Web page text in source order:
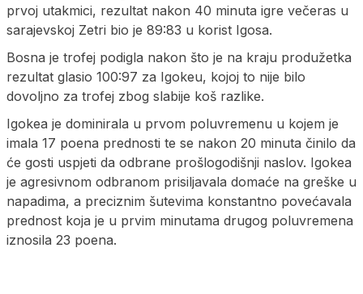
prvoj utakmici, rezultat nakon 40 minuta igre večeras u
sarajevskoj Zetri bio je 89:83 u korist Igosa.
Bosna je trofej podigla nakon što je na kraju produžetka
rezultat glasio 100:97 za Igokeu, kojoj to nije bilo
dovoljno za trofej zbog slabije koš razlike.
Igokea je dominirala u prvom poluvremenu u kojem je
imala 17 poena prednosti te se nakon 20 minuta činilo da
će gosti uspjeti da odbrane prošlogodišnji naslov. Igokea
je agresivnom odbranom prisiljavala domaće na greške u
napadima, a preciznim šutevima konstantno povećavala
prednost koja je u prvim minutama drugog poluvremena
iznosila 23 poena.